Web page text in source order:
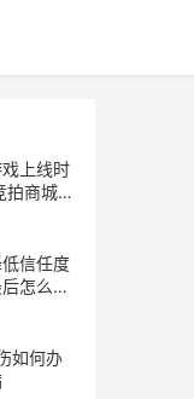
上线时
拍商城
信任度
怎么样
如何办